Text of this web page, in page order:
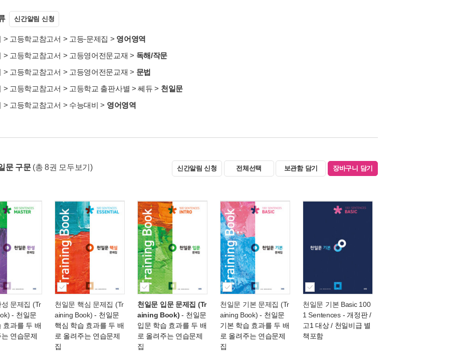
신간알림 신청
> 고등학교참고서 > 고등-문제집 > 영어영역
> 고등학교참고서 > 고등영어전문교재 > 독해/작문
> 고등학교참고서 > 고등영어전문교재 > 문법
> 고등학교참고서 > 고등학교 출판사별 >쎄듀 > 천일문
> 고등학교참고서 > 수능대비 > 영어영역
문 구문 (총 8권 모두보기) 신간알림 신청 전체선택 보관함 담기 장바구니 담기
문제집 (Tr
- 천일문
효과를 두 배
연습문제
천일문 핵심 문제집 (Tr
aining Book) - 천일문
핵심 학습 효과를 두 배
로 올려주는 연습문제
집
천일문 입문 문제집 (Tr
aining Book) - 천일문
입문 학습 효과를 두 배
로 올려주는 연습문제
집
천일문 기본 문제집 (Tr
aining Book) - 천일문
기본 학습 효과를 두 배
로 올려주는 연습문제
집
천일문 기본 Basic 100
1 Sentences- 개정판 /
고1 대상 / 천일비급 별
책포함